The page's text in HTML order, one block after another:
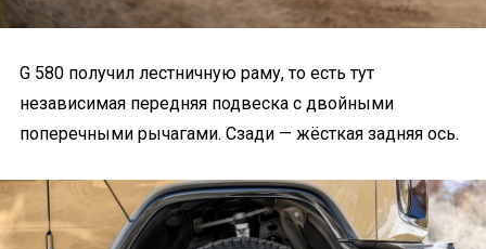
G 580 получил лестничную раму, то есть тут
независимая передняя подвеска с двойными
поперечными рычагами. Сзади — жёсткая задняя ось.